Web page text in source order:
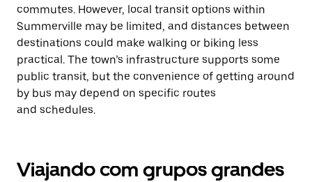
commutes. However, local transit options within
Summerville may be limited, and distances between
destinations could make walking or biking less
practical. The town’s infrastructure supports some
public transit, but the convenience of getting around
by bus may depend on specific routes
and schedules.
Viajando com grupos grandes